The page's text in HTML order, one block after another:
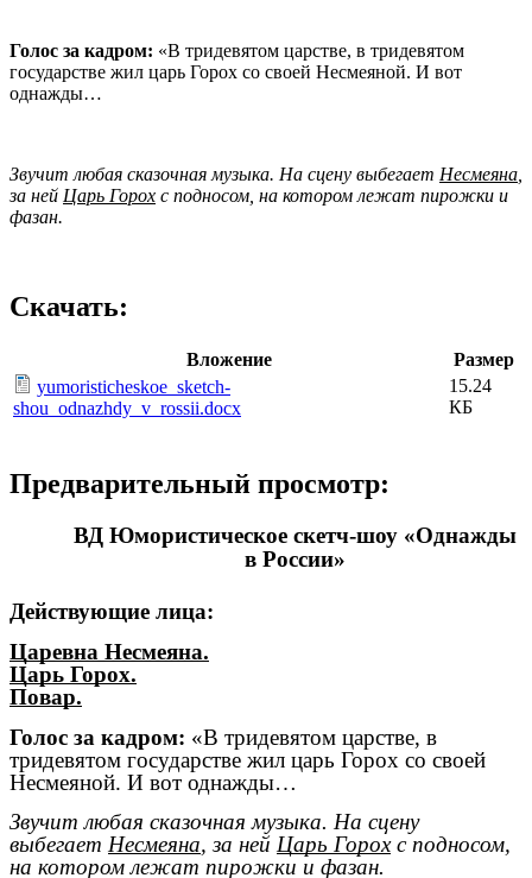
Голос за кадром: «В тридевятом царстве, в тридевятом
государстве жил царь Горох со своей Несмеяной. И вот
однажды…
Звучит любая сказочная музыка. На сцену выбегает Несмеяна
за ней Царь Горох с подносом, на котором лежат пирожки и
фазан.
Скачать:
Вложение
Размер
yumoristicheskoe_sketch-
shou_odnazhdy_v_rossii.docx
15.24
КБ
Предварительный просмотр:
ВД Юмористическое скетч-шоу «Однажды
в России»
Действующие лица:
Царевна Несмеяна.
Царь Горох.
Повар.
Голос за кадром: «В тридевятом царстве, в
тридевятом государстве жил царь Горох со своей
Несмеяной. И вот однажды…
Звучит любая сказочная музыка. На сцену
выбегает Несмеяна, за ней Царь Горохс подносом,
на котором лежат пирожки и фазан.